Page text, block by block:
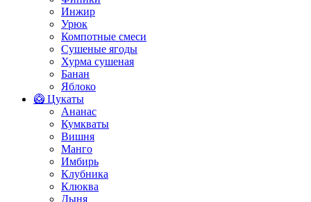
Инжир
Урюк
Компотные смеси
Сушеные ягоды
Хурма сушеная
Банан
Яблоко
🥝 Цукаты
Ананас
Кумкваты
Вишня
Манго
Имбирь
Клубника
Клюква
Дыня